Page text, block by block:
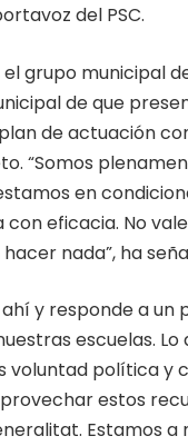
del PSC.
grupo municipal
de que
de actuación
“Somos
en
eficacia. No
nada”, ha
ahí y responde a un
escuelas.
voluntad política y
estos
Estamos a